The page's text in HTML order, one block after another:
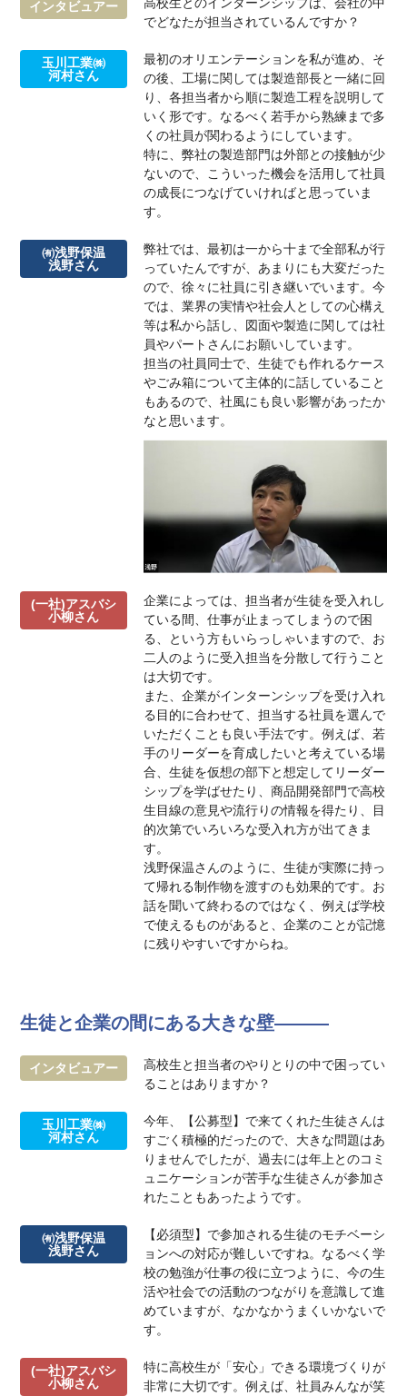
インタビュアー
でどなたが担当されているんですか？
玉川工業㈱
河村さん
最初のオリエンテーションを私が進め、そ
の後、工場に関しては製造部長と一緒に回
り、各担当者から順に製造工程を説明して
いく形です。なるべく若手から熟練まで多
くの社員が関わるようにしています。
特に、弊社の製造部門は外部との接触が少
ないので、こういった機会を活用して社員
の成長につなげていければと思っていま
す。
㈲浅野保温
浅野さん
弊社では、最初は一から十まで全部私が行
っていたんですが、あまりにも大変だった
ので、徐々に社員に引き継いでいます。今
では、業界の実情や社会人としての心構え
等は私から話し、図面や製造に関しては社
員やパートさんにお願いしています。
担当の社員同士で、生徒でも作れるケース
やごみ箱について主体的に話していること
もあるので、社風にも良い影響があったか
なと思います。
(一社)アスバシ
小柳さん
企業によっては、担当者が生徒を受入れし
ている間、仕事が止まってしまうので困
る、という方もいらっしゃいますので、お
二人のように受入担当を分散して行うこと
は大切です。
また、企業がインターンシップを受け入れ
る目的に合わせて、担当する社員を選んで
いただくことも良い手法です。例えば、若
手のリーダーを育成したいと考えている場
合、生徒を仮想の部下と想定してリーダー
シップを学ばせたり、商品開発部門で高校
生目線の意見や流行りの情報を得たり、目
的次第でいろいろな受入れ方が出てきま
す。
浅野保温さんのように、生徒が実際に持っ
て帰れる制作物を渡すのも効果的です。お
話を聞いて終わるのではなく、例えば学校
で使えるものがあると、企業のことが記憶
に残りやすいですからね。
生徒と企業の間にある大きな壁―――
インタビュアー
高校生と担当者のやりとりの中で困ってい
ることはありますか？
玉川工業㈱
河村さん
今年、【公募型】で来てくれた生徒さんは
すごく積極的だったので、大きな問題はあ
りませんでしたが、過去には年上とのコミ
ュニケーションが苦手な生徒さんが参加さ
れたこともあったようです。
㈲浅野保温
浅野さん
【必須型】で参加される生徒のモチベーシ
ョンへの対応が難しいですね。なるべく学
校の勉強が仕事の役に立つように、今の生
活や社会での活動のつながりを意識して進
めていますが、なかなかうまくいかないで
す。
(一社)アスバシ
小柳さん
特に高校生が「安心」できる環境づくりが
非常に大切です。例えば、社員みんなが笑